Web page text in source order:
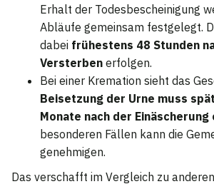
Erhalt der Todesbescheinigung
Abläufe gemeinsam festgelegt.
dabei frühestens 48 Stunden
Versterben erfolgen.
Bei einer Kremation sieht das
Beisetzung der Urne muss
Monate nach der
besonderen Fällen kann die
genehmigen.
Das verschafft im Vergleich zu